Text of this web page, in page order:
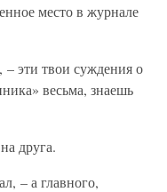
место в журнале
эти твои суждения о
весьма, знаешь
друга.
– а главного,